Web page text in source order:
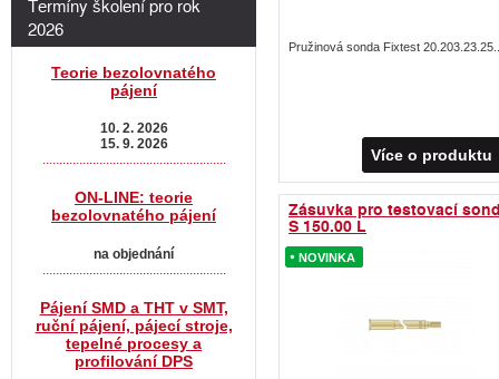
Pružinová sonda Fixtest
Více o produktu
Zásuvka pro testovací
S 150.00 L
NOVINKA
NOVINKA
2026
Teorie bezolovnatého
pájení
10. 2. 2026
15. 9. 2026
.......................................................
ON-LINE: teorie
bezolovnatého pájení
na objednání
Pájení SMD a THT v SMT,
ruční pájení, pájecí stroje,
tepelné procesy a
profilování DPS